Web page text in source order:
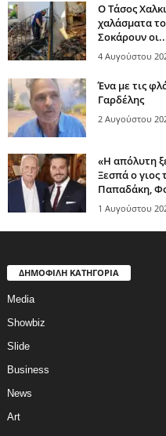
Ο Τάσος
χαλάσματα
Σοκάρουν
4 Αυγούστου
Ένα με τις
Γαρδέλης
2 Αυγούστου
«Η απόλυτη
Ξεσπά ο γιος
Παπαδάκη,
1 Αυγούστου
ΔΗΜΟΦΙΛΗ ΚΑΤΗΓΟΡΙΑ
Media
Showbiz
Slide
Business
News
Art